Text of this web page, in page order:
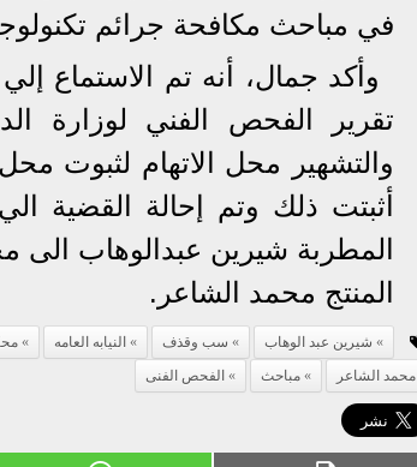
في مباحث مكافحة جرائم
وأكد جمال، أنه تم الاستماع
تقرير الفحص الفني لوزارة
والتشهير محل الاتهام لثبوت
أثبتت ذلك وتم إحالة القضية
المطربة شيرين عبدالوهاب
المنتج محمد الشاعر.
شيرين عبد الوهاب سب وقذف النيابه العامه
محمد الشاعر
مباحث الفحص الفنى